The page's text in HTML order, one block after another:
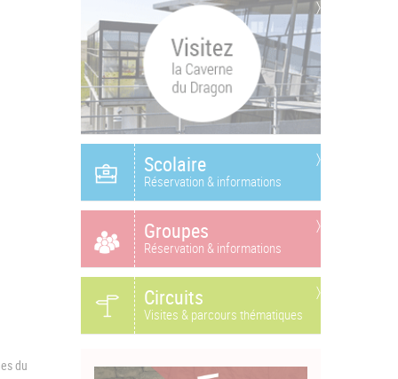
du
Scolaire
Réservation & informations
Groupes
Réservation & informations
Circuits
Visites & parcours thématiques